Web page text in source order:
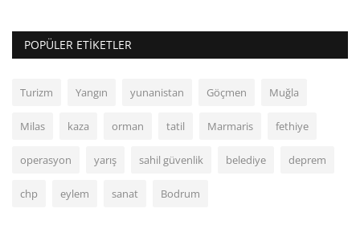
POPÜLER ETIKETLER
Turizm Yangın yunanistan Göçmen Muğla
Milas kaza orman tatil Marmaris fethiye
operasyon yarış sahil güvenlik belediye deprem
chp eylem sanat Bodrum